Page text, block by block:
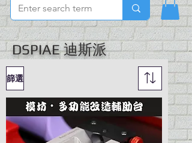
DSPIAE 迪斯派
篩選